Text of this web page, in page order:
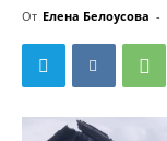
От Елена Белоусова -